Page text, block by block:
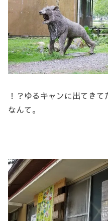
！？ゆるキャンに出てき
なんて。